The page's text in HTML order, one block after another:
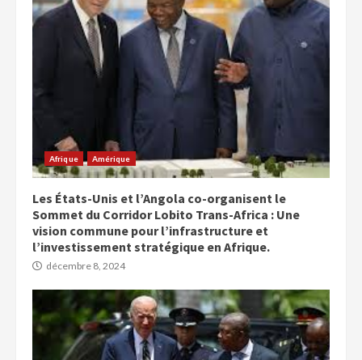
Afrique Amérique
Les États-Unis et l’Angola co-organisent le
Sommet du Corridor Lobito Trans-Africa : Une
vision commune pour l’infrastructure et
l’investissement stratégique en Afrique.
décembre 8, 2024